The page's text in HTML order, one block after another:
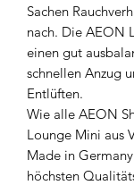
Sachen
nach. Die AEON
einen gut
schnellen Anzug
Entlüften.
Wie alle AEON
Lounge Mini aus
Made in
höchsten